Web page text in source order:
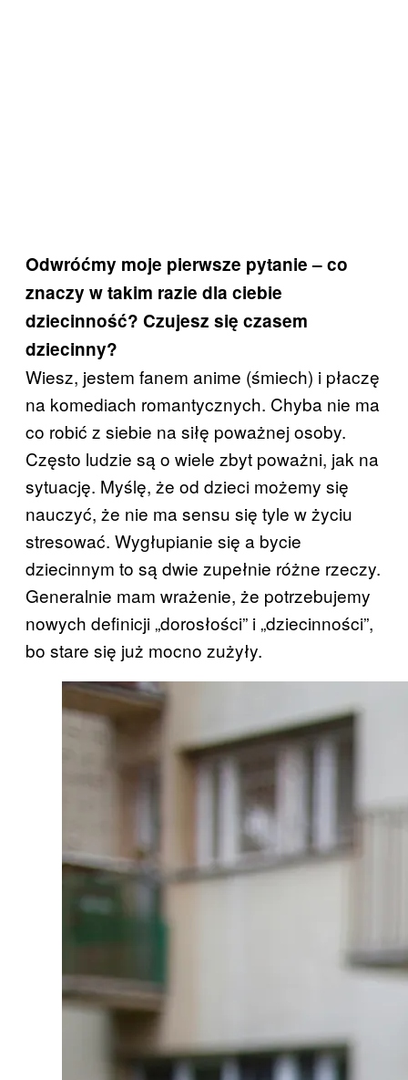
Odwróćmy moje pierwsze pytanie – co
znaczy w takim razie dla ciebie
dziecinność? Czujesz się czasem
dziecinny?
Wiesz, jestem fanem anime (śmiech) i płaczę
na komediach romantycznych. Chyba nie ma
co robić z siebie na siłę poważnej osoby.
Często ludzie są o wiele zbyt poważni, jak na
sytuację. Myślę, że od dzieci możemy się
nauczyć, że nie ma sensu się tyle w życiu
stresować. Wygłupianie się a bycie
dziecinnym to są dwie zupełnie różne rzeczy.
Generalnie mam wrażenie, że potrzebujemy
nowych definicji „dorosłości” i „dziecinności”,
bo stare się już mocno zużyły.